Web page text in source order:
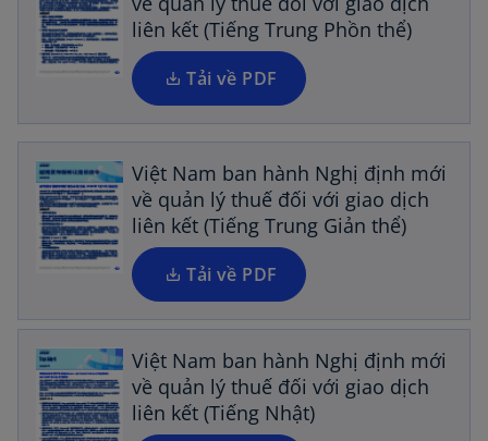
a
b
liên kết (Tiếng Trung Phồn thể)
Tải về PDF
i
n
a
n
e
t
a
b
Việt Nam ban hành Nghị định mới
về quản lý thuế đối với giao dịch
liên kết (Tiếng Trung Giản thể)
Tải về PDF
o
e
n
s
i
n
a
n
e
w
t
a
b
Việt Nam ban hành Nghị định mới
về quản lý thuế đối với giao dịch
liên kết (Tiếng Nhật)
o
p
e
n
s
i
n